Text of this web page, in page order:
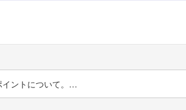
イントについて。…